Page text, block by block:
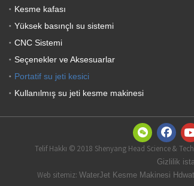
Kesme kafası
Yüksek basınçlı su sistemi
CNC Sistemi
Seçenekler ve Aksesuarlar
Portatif su jeti kesici
Kullanılmış su jeti kesme makinesi
Telif Hakkı © 2018 Shenyang Head Science &
Gizlilik
Web sitemiz: WaterJet Kesme Makinesi